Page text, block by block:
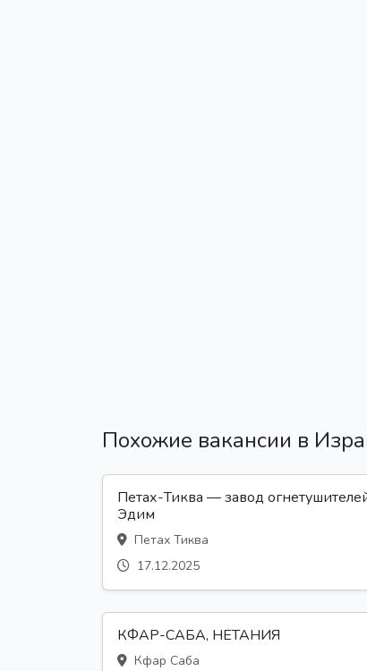
Похожие вакансии в
Петах-Тиква — завод
Эдим
Петах Тиква
17.12.2025
КФАР-САБА, НЕТАНИЯ
Кфар Саба